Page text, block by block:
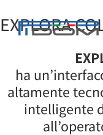
EXPLORA
ha
altamente
intelligente